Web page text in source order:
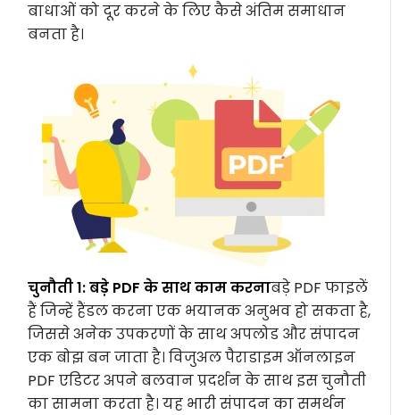
बाधाओं को दूर करने के लिए कैसे अंतिम समाधान
बनता है।
चुनौती 1: बड़े PDF के साथ काम करनाबड़े PDF फाइलें
हैं जिन्हें हैंडल करना एक भयानक अनुभव हो सकता है,
जिससे अनेक उपकरणों के साथ अपलोड और संपादन
एक बोझ बन जाता है। विजुअल पैराडाइम ऑनलाइन
PDF एडिटर अपने बलवान प्रदर्शन के साथ इस चुनौती
का सामना करता है। यह भारी संपादन का समर्थन